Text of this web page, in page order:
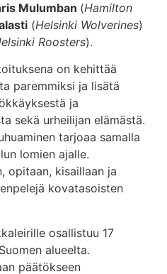
Mulumban (Hamilton
(Helsinki Wolverines)
Roosters).
on kehittää
paremmiksi ja lisätä
ja
sekä urheilijan elämästä.
tarjoaa samalla
lomien ajalle.
opitaan, kisaillaan ja
kovatasoisten
osallistuu 17
alueelta.
päätökseen